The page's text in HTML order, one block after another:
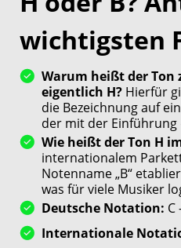
wichtigsten
Warum heißt der Ton
eigentlich H? Hierfür
die Bezeichnung auf
der mit der Einführung
Wie heißt der Ton H
internationalem
Notenname „B“
was für viele Musiker
Deutsche Notation: C
Internationale